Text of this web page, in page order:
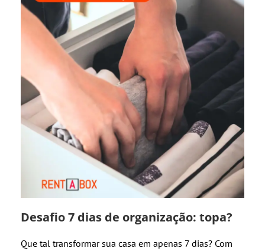
Desafio 7 dias de organização: topa?
Que tal transformar sua casa em apenas 7 dias? Com